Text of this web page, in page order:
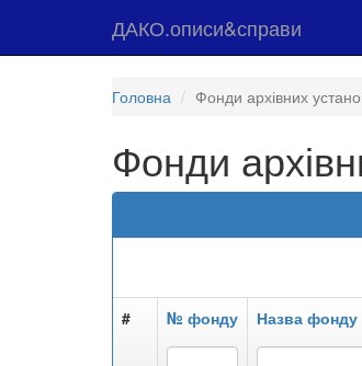
ДАКО.описи&справи
Головна Фонди архівних
Фонди
# № фонду Назва фонду